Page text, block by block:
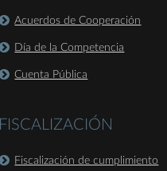
Acuerdos de Cooperación
Día de la Competencia
Cuenta Pública
FISCALIZACIÓN
Fiscalización de cumplimiento